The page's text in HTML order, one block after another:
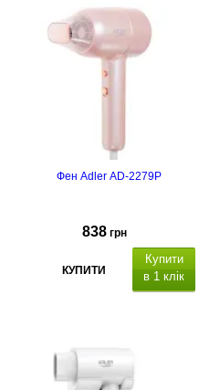
Фен Adler AD-2279P
838 грн
КУПИТИ
Купити
в 1 клік